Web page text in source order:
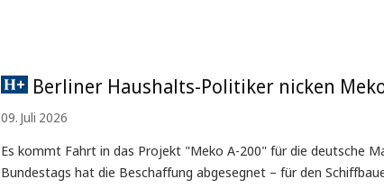
Berliner Haushalts-Politiker nicken
09. Juli 2026
Es kommt Fahrt in das Projekt "Meko A-200" für die deutsche
Bundestags hat die Beschaffung abgesegnet – für den